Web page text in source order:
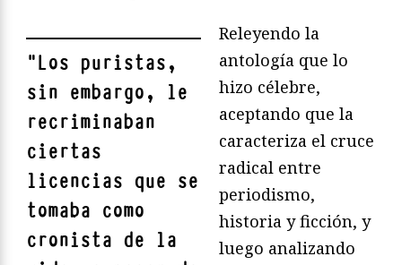
"Los puristas,
sin embargo, le
recriminaban
ciertas
licencias que se
tomaba como
cronista de la
Releyendo la
antología que lo
hizo célebre,
aceptando que la
caracteriza el cruce
radical entre
periodismo,
historia y ficción, y
luego analizando